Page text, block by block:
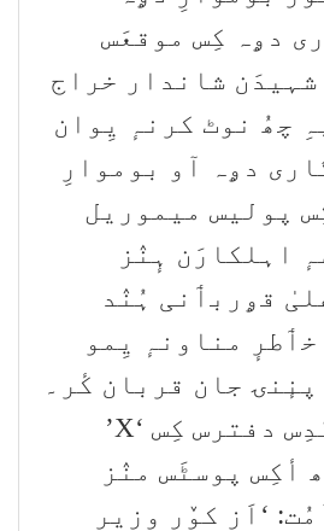
دۄہ کِس موقعَس
شاندار خراج
چھُ نوٹ کرنہٕ یِوان
دۄہ آو بوموارِ
پولیس میموریل
اہلکارَن ہٕنٛز
قۄربٲنی ہُنٛد
مناونہٕ یِمو
جان قربان کٔر۔
وزیر اعلیٰ سٕنٛدِس دفترس کِس ‘X’
أکِس پوسٹَس منٛز
‘اَز کوٚر وزیر